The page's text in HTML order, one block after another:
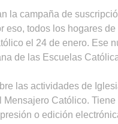
la campaña de
eso, todos los hogares
el 24 de enero. Ese
de las Escuelas
las actividades de
Católico.
o edición